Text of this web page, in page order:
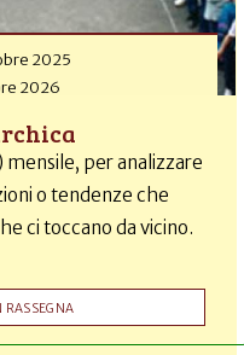
2025
2026
mensile, per analizzare
o tendenze che
ci toccano da vicino.